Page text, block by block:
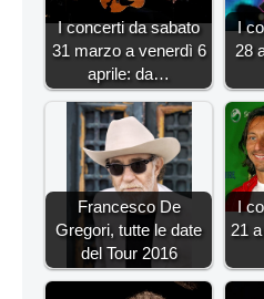
I concerti da sabato
31 marzo a venerdì 6
aprile: da…
I
28
Francesco De
Gregori, tutte le date
del Tour 2016
I
21